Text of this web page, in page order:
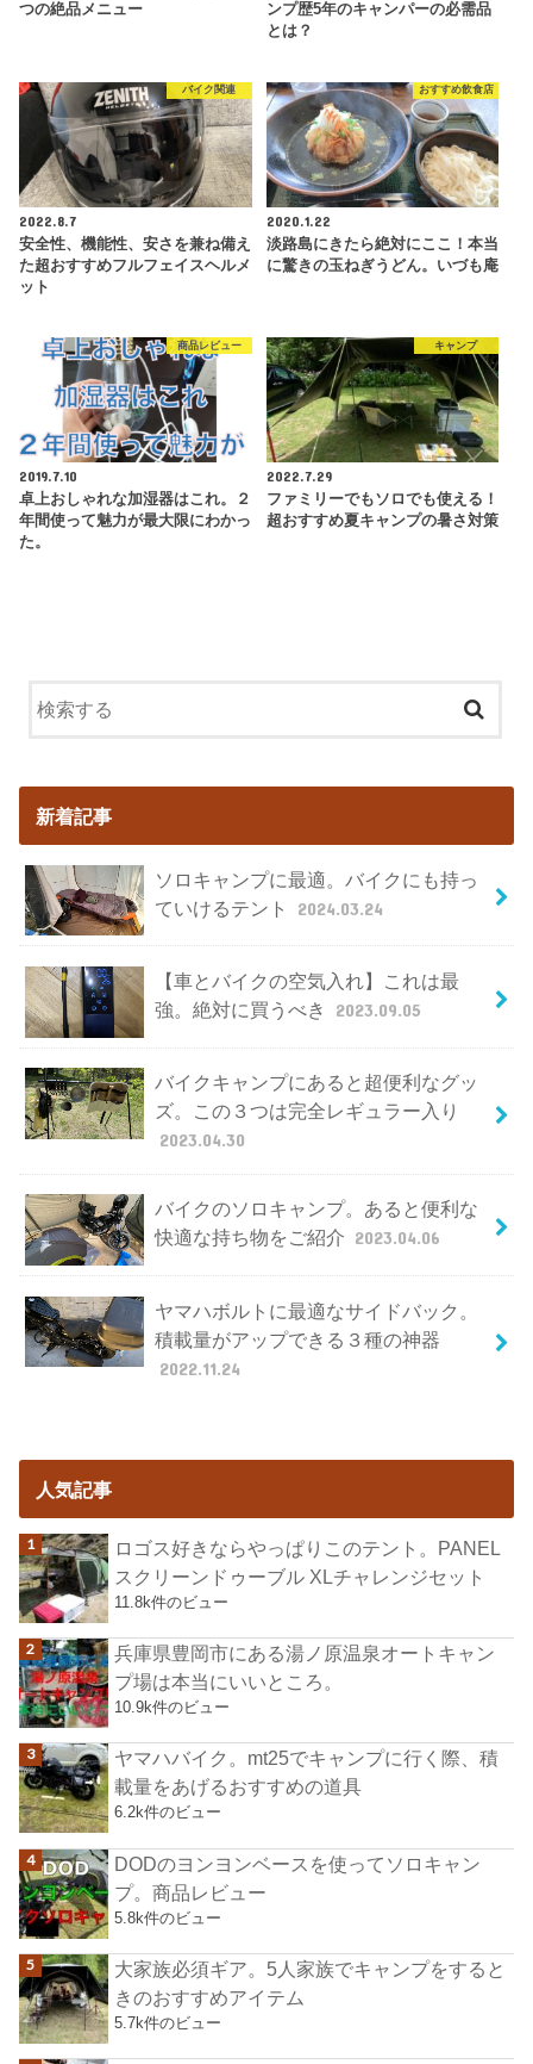
つの絶品メニュー
ンプ歴5年のキャンパーの必需品
とは？
バイク関連
2022.8.7
安全性、機能性、安さを兼ね備え
た超おすすめフルフェイスヘルメ
ット
おすすめ飲食店
2020.1.22
淡路島にきたら絶対にここ！本当
に驚きの玉ねぎうどん。いづも庵
商品レビュー
2019.7.10
卓上おしゃれな加湿器はこれ。２
年間使って魅力が最大限にわかっ
た。
キャンプ
2022.7.29
ファミリーでもソロでも使える！
超おすすめ夏キャンプの暑さ対策
新着記事
ソロキャンプに最適。バイクにも持っ
ていけるテント
2024.03.24
【車とバイクの空気入れ】これは最
強。絶対に買うべき
2023.09.05
バイクキャンプにあると超便利なグッ
ズ。この３つは完全レギュラー入り
2023.04.30
バイクのソロキャンプ。あると便利な
快適な持ち物をご紹介 2023.04.06
ヤマハボルトに最適なサイドバック。
積載量がアップできる３種の神器
2022.11.24
人気記事
ロゴス好きならやっぱりこのテント。PANEL
スクリーンドゥーブル XLチャレンジセット
11.8k件のビュー
兵庫県豊岡市にある湯ノ原温泉オートキャン
プ場は本当にいいところ。
10.9k件のビュー
ヤマハバイク。mt25でキャンプに行く際、積
載量をあげるおすすめの道具
6.2k件のビュー
DODのヨンヨンベースを使ってソロキャン
プ。商品レビュー
5.8k件のビュー
大家族必須ギア。5人家族でキャンプをすると
きのおすすめアイテム
5.7k件のビュー